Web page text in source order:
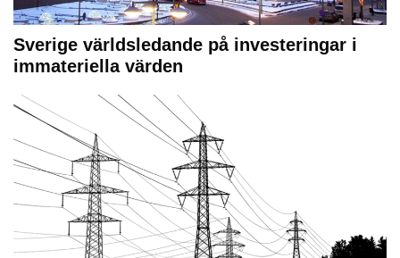
Sverige världsledande på investeringar i
immateriella värden